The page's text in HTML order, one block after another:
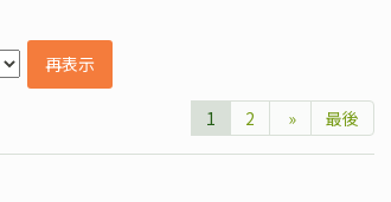
再表示
1 2 » 最後